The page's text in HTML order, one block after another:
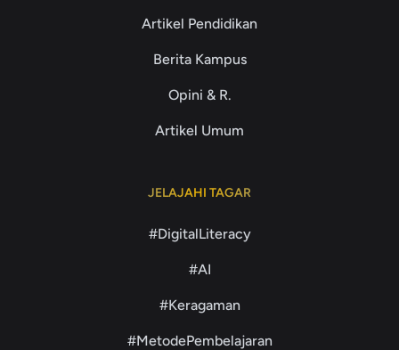
Artikel Pendidikan
Berita Kampus
Opini & R.
Artikel Umum
JELAJAHI TAGAR
#DigitalLiteracy
#AI
#Keragaman
#MetodePembelajaran